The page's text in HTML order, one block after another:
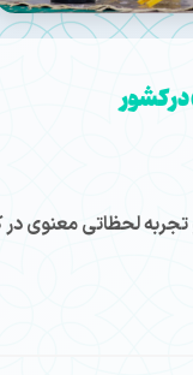
در کشور
لحظاتی معنوی در